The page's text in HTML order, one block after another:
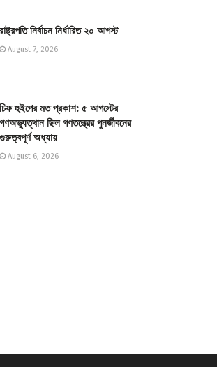
রাষ্ট্রপতি নির্বাচন নির্ধারিত ২০ আগস্ট
August 7, 2026
চিফ হুইপের মত প্রকাশ: ৫ আগস্টের
গণঅভ্যুত্থান ছিল গণতন্ত্রের পুনর্জীবনের
গুরুত্বপূর্ণ অধ্যায়
August 6, 2026